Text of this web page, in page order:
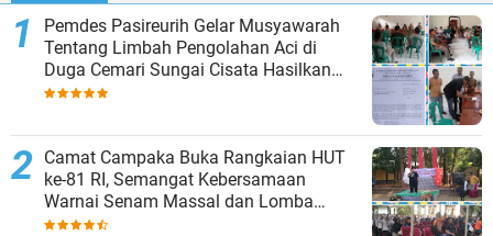
Pemdes Pasireurih Gelar Musyawarah
Tentang Limbah Pengolahan Aci di
Duga Cemari Sungai Cisata Hasilkan
Kesepakatan Tutup Sementara
Camat Campaka Buka Rangkaian HUT
ke-81 RI, Semangat Kebersamaan
Warnai Senam Massal dan Lomba
Karaoke Perangkat Desa